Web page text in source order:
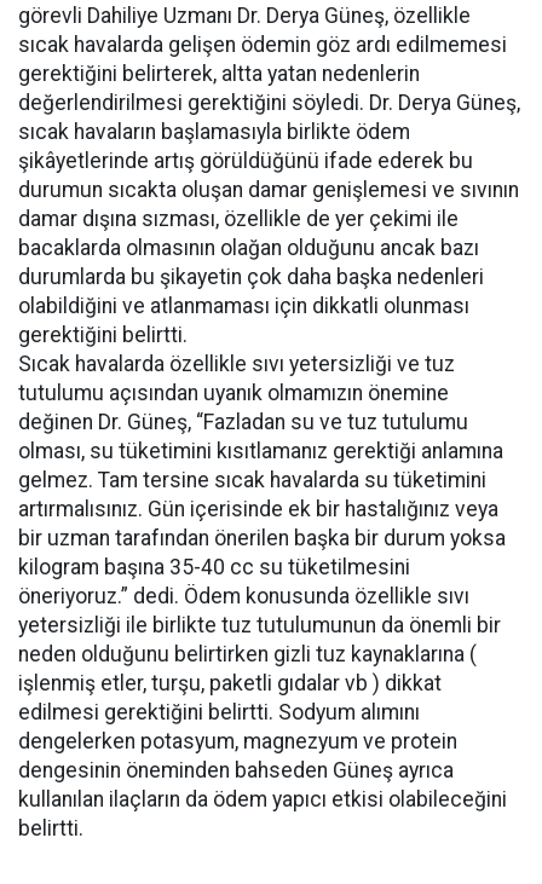
görevli Dahiliye Uzmanı Dr. Derya Güneş, özellikle
sıcak havalarda gelişen ödemin göz ardı edilmemesi
gerektiğini belirterek, altta yatan nedenlerin
değerlendirilmesi gerektiğini söyledi. Dr. Derya Güneş,
sıcak havaların başlamasıyla birlikte ödem
şikâyetlerinde artış görüldüğünü ifade ederek bu
durumun sıcakta oluşan damar genişlemesi ve sıvının
damar dışına sızması, özellikle de yer çekimi ile
bacaklarda olmasının olağan olduğunu ancak bazı
durumlarda bu şikayetin çok daha başka nedenleri
olabildiğini ve atlanmaması için dikkatli olunması
gerektiğini belirtti.
Sıcak havalarda özellikle sıvı yetersizliği ve tuz
tutulumu açısından uyanık olmamızın önemine
değinen Dr. Güneş, “Fazladan su ve tuz tutulumu
olması, su tüketimini kısıtlamanız gerektiği anlamına
gelmez. Tam tersine sıcak havalarda su tüketimini
artırmalısınız. Gün içerisinde ek bir hastalığınız veya
bir uzman tarafından önerilen başka bir durum yoksa
kilogram başına 35-40 cc su tüketilmesini
öneriyoruz.” dedi. Ödem konusunda özellikle sıvı
yetersizliği ile birlikte tuz tutulumunun da önemli bir
neden olduğunu belirtirken gizli tuz kaynaklarına (
işlenmiş etler, turşu, paketli gıdalar vb ) dikkat
edilmesi gerektiğini belirtti. Sodyum alımını
dengelerken potasyum, magnezyum ve protein
dengesinin öneminden bahseden Güneş ayrıca
kullanılan ilaçların da ödem yapıcı etkisi olabileceğini
belirtti.